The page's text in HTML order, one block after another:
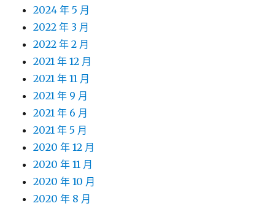
2024 年 5 月
2022 年 3 月
2022 年 2 月
2021 年 12 月
2021 年 11 月
2021 年 9 月
2021 年 6 月
2021 年 5 月
2020 年 12 月
2020 年 11 月
2020 年 10 月
2020 年 8 月